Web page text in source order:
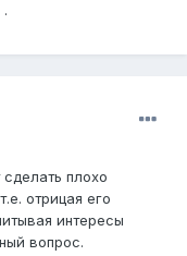
.
плохо
отрицая его
интересы
вопрос.